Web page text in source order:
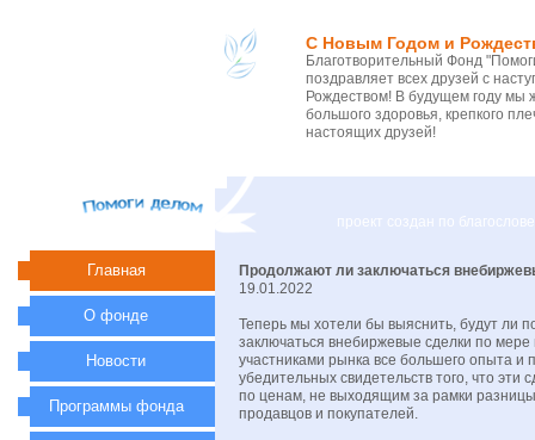
С Новым Годом и
Благотворительный Фонд
поздравляет всех друзей с
Рождеством! В будущем году
большого здоровья, крепкого
настоящих друзей!
проект создан по
Продолжают ли заключаться
19.01.2022
Теперь мы хотели бы выяснить, будут ли
заключаться внебиржевые сделки по
участниками рынка все большего опыта и
убедительных свидетельств того, что эти
по ценам, не выходящим за рамки
продавцов и покупателей.
Главная
О фонде
Новости
Программы фонда